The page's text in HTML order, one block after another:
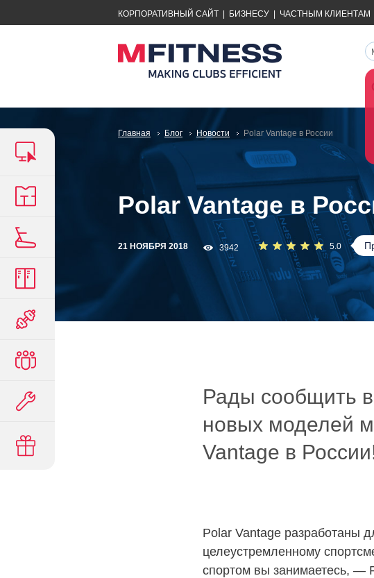
КОРПОРАТИВНЫЙ САЙТ БИЗНЕСУ ЧАСТНЫМ КЛИЕНТАМ
Главная Блог Новости Polar Vantage в России
Polar Vantage в
21 НОЯБРЯ 2018 3942 5.0
Рады сообщить
новых моделей
Vantage в
Polar Vantage разработаны
целеустремленному
спортом вы занимаетесь, —